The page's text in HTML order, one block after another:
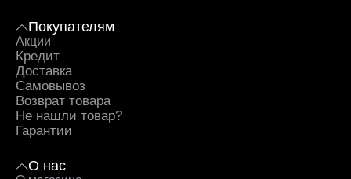
Покупателям
Акции
Кредит
Доставка
Самовывоз
Возврат товара
Не нашли товар?
Гарантии
О нас